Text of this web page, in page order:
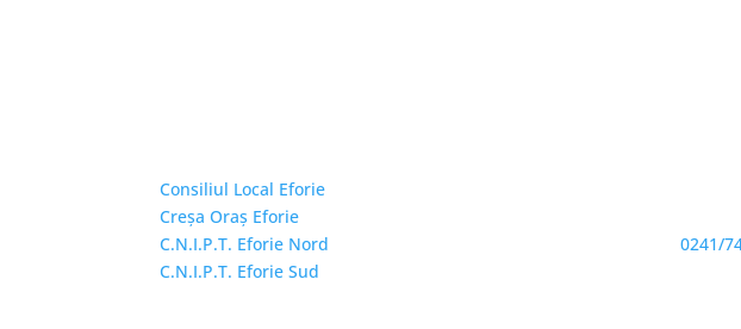
Consiliul Local Eforie
Creșa Oraș Eforie
C.N.I.P.T. Eforie Nord
C.N.I.P.T. Eforie Sud
0241/